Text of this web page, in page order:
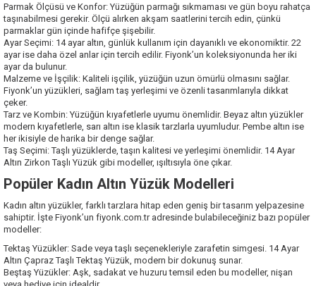
Parmak Ölçüsü ve Konfor: Yüzüğün parmağı sıkmaması ve gün boyu rahatça
taşınabilmesi gerekir. Ölçü alırken akşam saatlerini tercih edin, çünkü
parmaklar gün içinde hafifçe şişebilir.
Ayar Seçimi: 14 ayar altın, günlük kullanım için dayanıklı ve ekonomiktir. 22
ayar ise daha özel anlar için tercih edilir. Fiyonk’un koleksiyonunda her iki
ayar da bulunur.
Malzeme ve İşçilik: Kaliteli işçilik, yüzüğün uzun ömürlü olmasını sağlar.
Fiyonk’un yüzükleri, sağlam taş yerleşimi ve özenli tasarımlarıyla dikkat
çeker.
Tarz ve Kombin: Yüzüğün kıyafetlerle uyumu önemlidir. Beyaz altın yüzükler
modern kıyafetlerle, sarı altın ise klasik tarzlarla uyumludur. Pembe altın ise
her ikisiyle de harika bir denge sağlar.
Taş Seçimi: Taşlı yüzüklerde, taşın kalitesi ve yerleşimi önemlidir. 14 Ayar
Altın Zirkon Taşlı Yüzük gibi modeller, ışıltısıyla öne çıkar.
Popüler Kadın Altın Yüzük Modelleri
Kadın altın yüzükler, farklı tarzlara hitap eden geniş bir tasarım yelpazesine
sahiptir. İşte Fiyonk’un fiyonk.com.tr adresinde bulabileceğiniz bazı popüler
modeller:
Tektaş Yüzükler: Sade veya taşlı seçenekleriyle zarafetin simgesi. 14 Ayar
Altın Çapraz TaşlıTektaş Yüzük , modern bir dokunuş sunar.
Beştaş Yüzükler: Aşk, sadakat ve huzuru temsil eden bu modeller, nişan
veya hediye için idealdir.